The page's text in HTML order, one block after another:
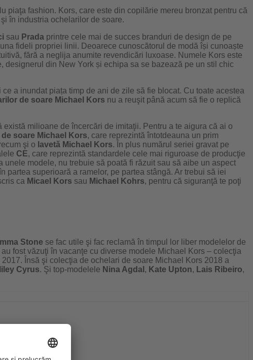
piaţa fashion. Kors, care este din copilărie mereu bronzat pentru că
în industria ochelarilor de soare.
sau Prada printre cele mai de succes branduri de design de pe
fideli propriei linii. Deoarece cunoscătorul de modă își cunoaște
fără a neglija anumite revendicări luxoase. Numele Kors este
designerul din New York și echipa sa se bazează pe un stil chic
a inundat piața timp de ani de zile să fie blocat. Cu toate acestea
lor de soare Michael Kors nu a reuşit până acum să fie o replică
milioane de încercări de imitaţii. Pentru a te aigura că ai o
soare Michael Kors, care reprezintă întotdeauna un prim
şi o lavetă Michael Kors. În plus numărul seriei gravat pe
CE, care reprezintă standardele cele mai riguroase de producţie
unele modele, nu trebuie să poată fi răzuit sau să aibe un aspect
superioară a ramelor, pe partea stângă. Ar trebui să iei
ca Micael Kors sau Michael Kohrs, pentru că siguranţă te poţi
Stone se fac utile şi fac reclamă în timpul lor liber modelelor de
au fost văzuţi în vacanţe cu diverse modele Michael Kors – colecţia
Însă şi colecţia de ochelari de soare Michael Kors 2018 a
Cyrus. Şi top-modelele Nina Agdal , Kate Upton, Lais Ribeiro,